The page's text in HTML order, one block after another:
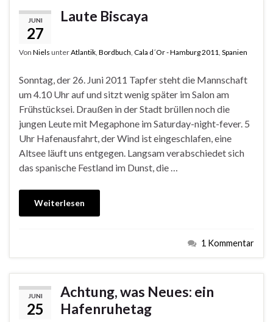
JUNI
27
Laute Biscaya
Von Niels unterAtlantik Bordbuch Cala d´Or - Hamburg 2011 Spanien
Sonntag, der 26. Juni 2011 Tapfer steht die Mannschaft
um 4.10 Uhr auf und sitzt wenig später im Salon am
Frühstücksei. Draußen in der Stadt brüllen noch die
jungen Leute mit Megaphone im Saturday-night-fever. 5
Uhr Hafenausfahrt, der Wind ist eingeschlafen, eine
Altsee läuft uns entgegen. Langsam verabschiedet sich
das spanische Festland im Dunst, die …
Weiterlesen
1 Kommentar
JUNI
25
Achtung, was Neues: ein
Hafenruhetag